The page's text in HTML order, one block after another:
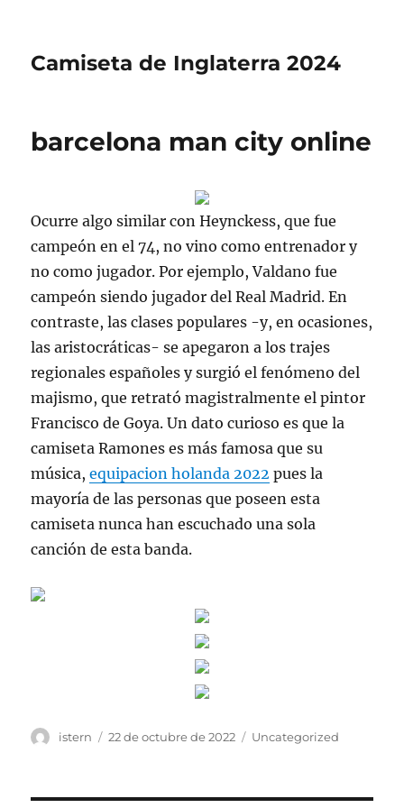
Camiseta de Inglaterra 2024
barcelona man city online
Ocurre algo similar con Heynckess, que fue
campeón en el 74, no vino como entrenador y
no como jugador. Por ejemplo, Valdano fue
campeón siendo jugador del Real Madrid. En
contraste, las clases populares -y, en ocasiones,
las aristocráticas- se apegaron a los trajes
regionales españoles y surgió el fenómeno del
majismo, que retrató magistralmente el pintor
Francisco de Goya. Un dato curioso es que la
camiseta Ramones es más famosa que su
música,equipacion holanda 2022 pues la
mayoría de las personas que poseen esta
camiseta nunca han escuchado una sola
canción de esta banda.
Autor
istern
Publicado
22 de octubre de 2022 Categorías
Uncategorized